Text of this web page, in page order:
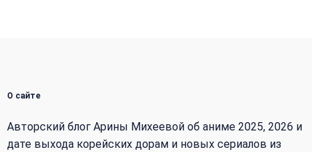
О сайте
Авторский блог Арины Михеевой об аниме 2025, 2026 и
дате выхода корейских дорам и новых сериалов из